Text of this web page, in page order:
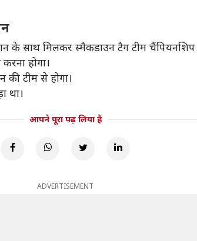
के साथ मिलकर स्मैकडाउन टैग टीम चैंपियनशिप
होगा।
टीम से होगा।
था।
आपने पूरा पढ़ लिया है
ADVERTISEMENT